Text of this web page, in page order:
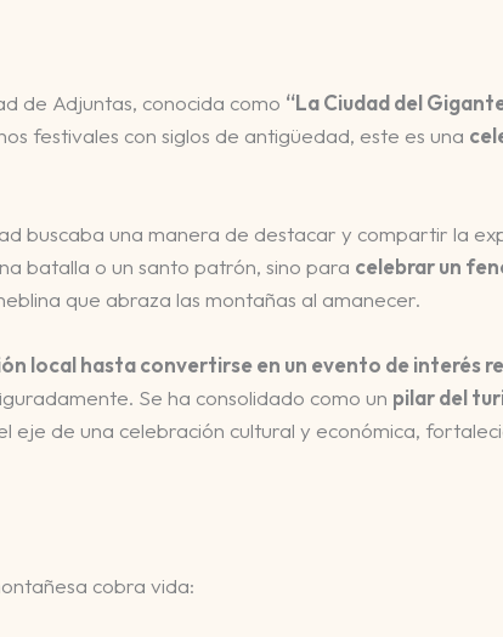
de Adjuntas, conocida como “La Ciudad del
festivales con siglos de antigüedad, este es una
buscaba una manera de destacar y compartir la
batalla o un santo patrón, sino para celebrar un
que abraza las montañas al amanecer.
local hasta convertirse en un evento de interés
Se ha consolidado como un pilar del
de una celebración cultural y económica,
cobra vida: